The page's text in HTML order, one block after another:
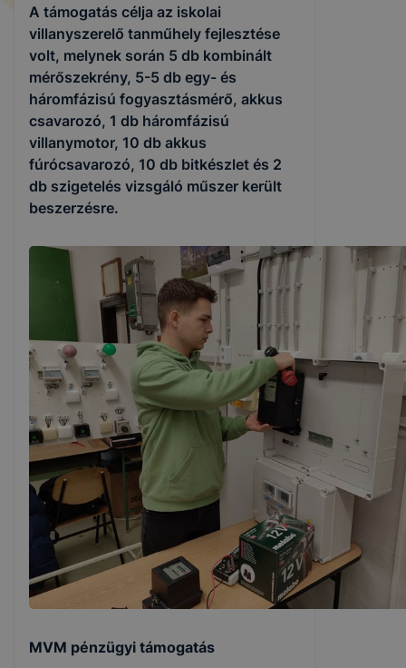
A támogatás célja az iskolai
villanyszerelő tanműhely fejlesztése
volt, melynek során 5 db kombinált
mérőszekrény, 5-5 db egy- és
háromfázisú fogyasztásmérő, akkus
csavarozó, 1 db háromfázisú
villanymotor, 10 db akkus
fúrócsavarozó, 10 db bitkészlet és 2
db szigetelés vizsgáló műszer került
beszerzésre.
MVM pénzügyi támogatás